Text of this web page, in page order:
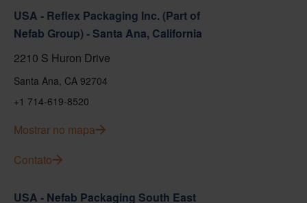
USA - Reflex Packaging Inc. (Part of
Nefab Group) - Santa Ana, California
2210 S Huron Drive
Santa Ana, CA 92704
+1 714-619-8520
Mostrar no mapa
Contato
USA - Nefab Packaging South East